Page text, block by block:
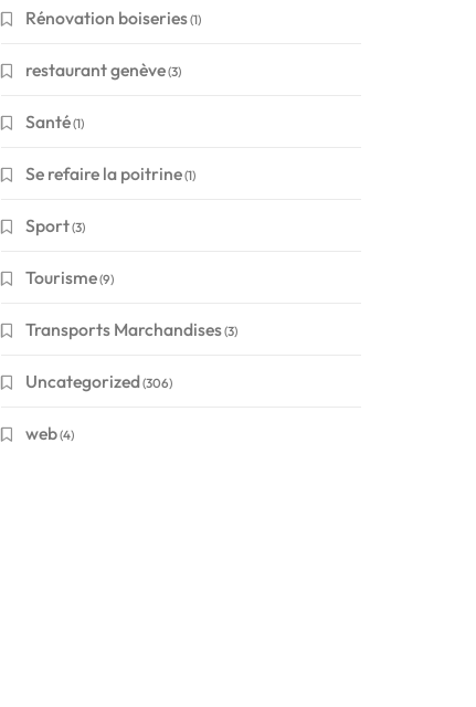
Rénovation boiseries(1)
restaurant genève(3)
Santé(1)
Se refaire la poitrine(1)
Sport(3)
Tourisme(9)
Transports Marchandises(3)
Uncategorized(306)
web(4)